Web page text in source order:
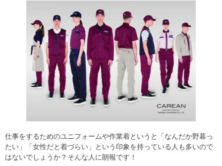
仕事をするためのユニフォームや作業着というと「なんだか野暮っ
たい」「女性だと着づらい」という印象を持っている人も多いので
はないでしょうか？そんな人に朗報です！